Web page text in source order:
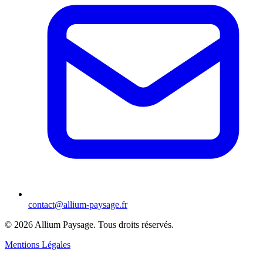
contact@allium-paysage.fr
© 2026 Allium Paysage. Tous droits réservés.
Mentions Légales